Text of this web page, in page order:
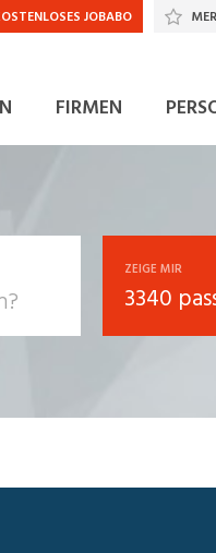
FIRMEN
JOBABO
Kader
ZEIGE MIR
3340